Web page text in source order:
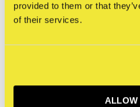
provided to them or that
of their services.